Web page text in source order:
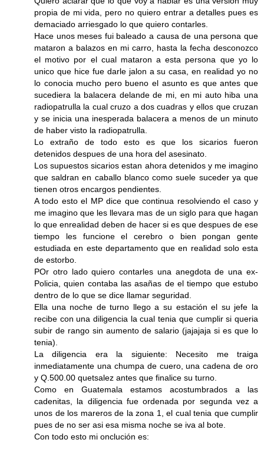
propia de mi vida, pero no quiero entrar a detalles pues es
demaciado arriesgado lo que quiero contarles.
Hace unos meses fui baleado a causa de una persona que
mataron a balazos en mi carro, hasta la fecha desconozco
el motivo por el cual mataron a esta persona que yo lo
unico que hice fue darle jalon a su casa, en realidad yo no
lo conocia mucho pero bueno el asunto es que antes que
sucediera la balacera delande de mi, en mi auto hiba una
radiopatrulla la cual cruzo a dos cuadras y ellos que cruzan
y se inicia una inesperada balacera a menos de un minuto
de haber visto la radiopatrulla.
Lo extraño de todo esto es que los sicarios fueron
detenidos despues de una hora del asesinato.
Los supuestos sicarios estan ahora detenidos y me imagino
que saldran en caballo blanco como suele suceder ya que
tienen otros encargos pendientes.
A todo esto el MP dice que continua resolviendo el caso y
me imagino que les llevara mas de un siglo para que hagan
lo que enrealidad deben de hacer si es que despues de ese
tiempo les funcione el cerebro o bien pongan gente
estudiada en este departamento que en realidad solo esta
de estorbo.
POr otro lado quiero contarles una anegdota de una ex-
Policia, quien contaba las asañas de el tiempo que estubo
dentro de lo que se dice llamar seguridad.
Ella una noche de turno llego a su estación el su jefe la
recibe con una diligencia la cual tenia que cumplir si queria
subir de rango sin aumento de salario (jajajaja si es que lo
tenia).
La diligencia era la siguiente: Necesito me traiga
inmediatamente una chumpa de cuero, una cadena de oro
y Q.500.00 quetsalez antes que finalice su turno.
Como en Guatemala estamos acostumbrados a las
cadenitas, la diligencia fue ordenada por segunda vez a
unos de los mareros de la zona 1, el cual tenia que cumplir
pues de no ser asi esa misma noche se iva al bote.
Con todo esto mi onclución es: